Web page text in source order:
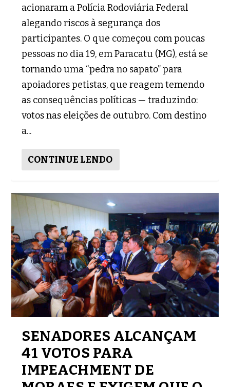
acionaram a Polícia Rodoviária Federal
alegando riscos à segurança dos
participantes. O que começou com poucas
pessoas no dia 19, em Paracatu (MG), está se
tornando uma “pedra no sapato” para
apoiadores petistas, que reagem temendo
as consequências políticas — traduzindo:
votos nas eleições de outubro. Com destino
a...
CONTINUE LENDO
SENADORES ALCANÇAM
41 VOTOS PARA
IMPEACHMENT DE